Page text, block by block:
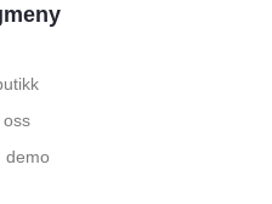
demo